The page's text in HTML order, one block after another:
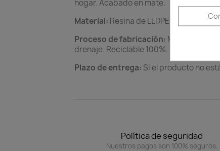
hogar. Acabado en mate.
Material: Resina de LLDPE. (Polietileno
Proceso de fabricación: Modelo
drenaje. Reciclable 100%.
Plazo de entrega: Si el producto no
Política de seguridad
Nuestros pagos son 100% seguros.